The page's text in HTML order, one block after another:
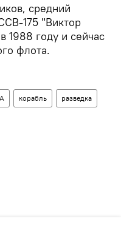
средний
175 "Виктор
1988 году и сейчас
флота.
корабль разведка